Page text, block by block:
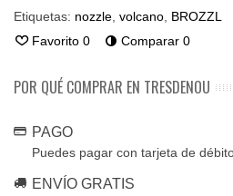
Etiquetas: nozzle volcano BROZZL
Favorito 0 Comparar 0
POR QUÉ COMPRAR EN TRESDENOU
PAGO
Puedes pagar con tarjeta de
ENVÍO GRATIS